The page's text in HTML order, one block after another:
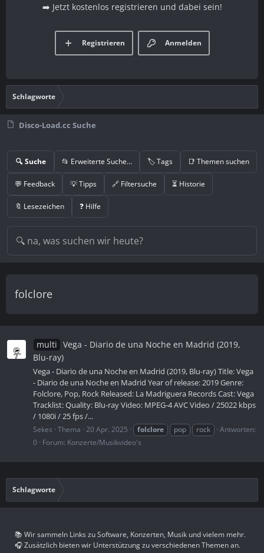
➡️ Jetzt kostenlos registrieren und dabei sein!
Anmelden
Registrieren
Schlagworte
Disco-Load.cc Suche
🔍 Suche 📂 Erweiterte Suche… 🏷️ Tags 📑 Themen suchen
💬 Feedback 💡 Tipps 🔗 Filtersuche ⏳ Historie
🔖 Lesezeichen ❓ Hilfe
folclore
multi Vega - Diario de una Noche en Madrid (2019,
Blu-ray)
Vega - Diario de una Noche en Madrid (2019, Blu-ray) Title: Vega
- Diario de una Noche en Madrid Year of release: 2019 Genre:
Folclore, Pop, Rock Released: La Madriguera Records Cast: Vega
Tracklist: Quality: Blu-ray Video: MPEG-4 AVC Video / 25022 kbps
/ 1080i / 25 fps /...
Sekes Thema 20 Apr. 2025 folclore pop rock
Antworten:
0
Forum: Konzerte/Musikvideo's
Schlagworte
📚 Wir sammeln Links zu Software, Konzerten, Musik und vielem mehr.
🎧 Zusätzlich bieten wir Unterstützung zu verschiedenen Themen an.